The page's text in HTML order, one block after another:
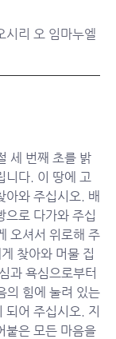
시리 오 임마누엘
세 번째 초를 밝
니다. 이 땅에 고
아와 주십시오. 배
으로 다가와 주십
오셔서 위로해 주
찾아와 머물 집
과 욕심으로부터
의 힘에 눌려 있는
되어 주십시오. 지
붙은 모든 마음을